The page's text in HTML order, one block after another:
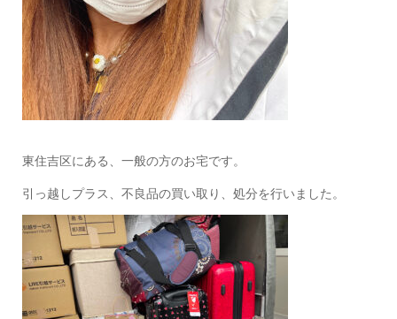
東住吉区にある、一般の方のお宅です。
引っ越しプラス、不良品の買い取り、処分を行いました。